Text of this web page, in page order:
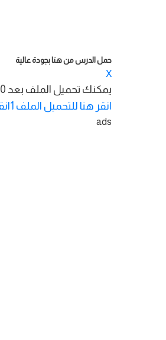
حمل الدرس من هنا بجودة عالية
X
يمكنك تحميل الملف بعد
انقر هنا للتحميل الملف 1
ads